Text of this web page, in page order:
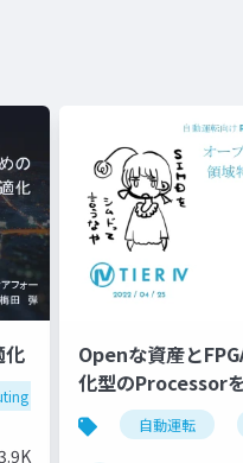
化
tierivmeetup
Openな資産と
化型のProcessor
自動運転